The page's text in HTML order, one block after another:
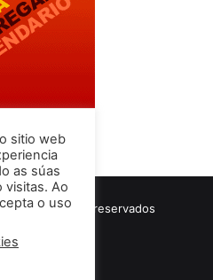
los derechos reservados
Condiciones
sitio web
as súas
visitas. Ao
o uso